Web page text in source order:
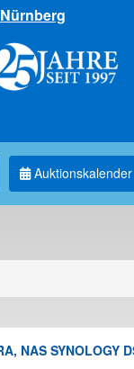
Nürnberg
Auktionskalender
NAS SYNOLOGY